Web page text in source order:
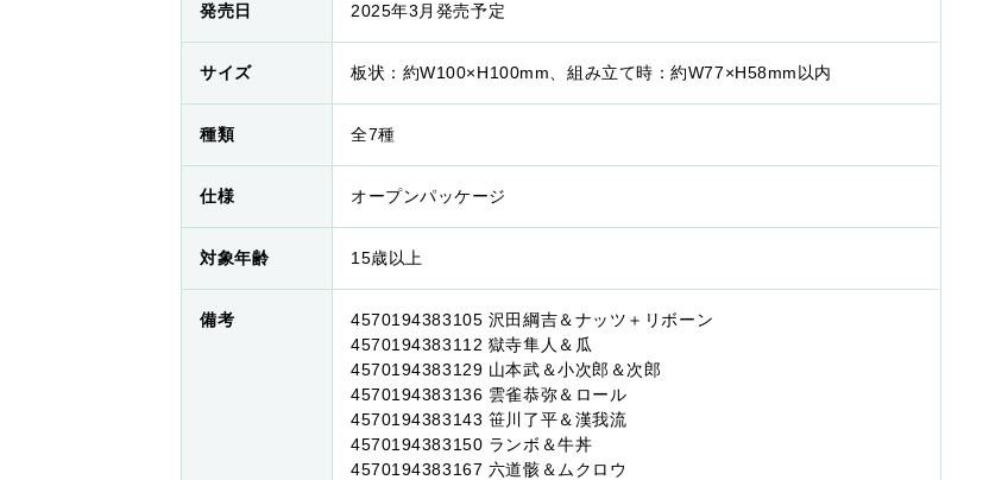
発売日 2025年3月発売予定
サイズ 板状：約W100×H100mm、組み立て時：約W77×H58mm以内
種類 全7種
仕様 オープンパッケージ
対象年齢 15歳以上
備考
4570194383105 沢田綱吉＆ナッツ＋リボーン
4570194383112 獄寺隼人＆瓜
4570194383129 山本武＆小次郎＆次郎
4570194383136 雲雀恭弥＆ロール
4570194383143 笹川了平＆漢我流
4570194383150 ランボ＆牛丼
4570194383167 六道骸＆ムクロウ